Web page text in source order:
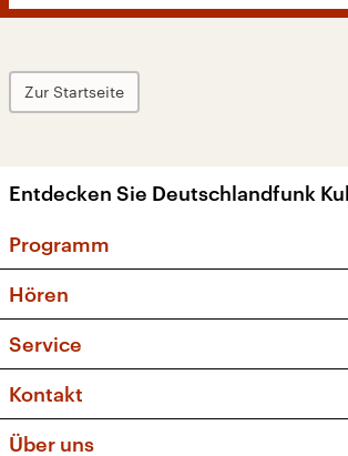
Zur Startseite
Entdecken Sie Deutschlandfunk
Programm
Sendungen und Podcasts
Musikliste
Kakadu – Das Kinderprogramm
Hören
Frequenzen (UKW + DAB+)
Service
FAQ
Apps
Kontakt
Über uns